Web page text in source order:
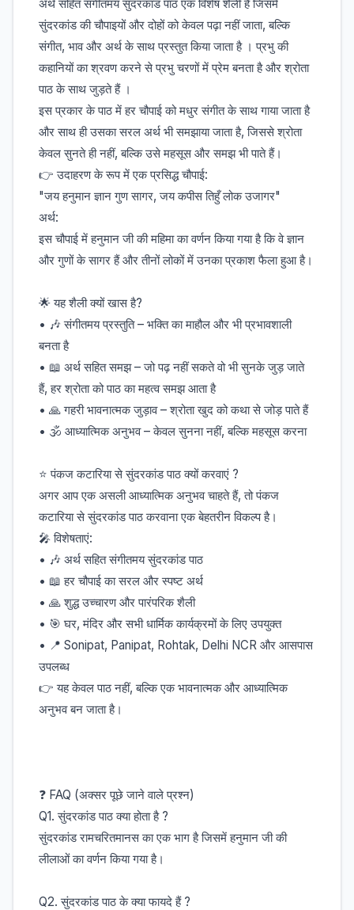
अर्थ सहित संगीतमय सुंदरकांड पाठ एक विशेष शैली है जिसमें
सुंदरकांड की चौपाइयों और दोहों को केवल पढ़ा नहीं जाता, बल्कि
संगीत, भाव और अर्थ के साथ प्रस्तुत किया जाता है । प्रभु की
कहानियों का श्रवण करने से प्रभु चरणों में प्रेम बनता है और श्रोता
पाठ के साथ जुड़ते हैं ।
इस प्रकार के पाठ में हर चौपाई को मधुर संगीत के साथ गाया जाता है
और साथ ही उसका सरल अर्थ भी समझाया जाता है, जिससे श्रोता
केवल सुनते ही नहीं, बल्कि उसे महसूस और समझ भी पाते हैं।
👉 उदाहरण के रूप में एक प्रसिद्ध चौपाई:
"जय हनुमान ज्ञान गुण सागर, जय कपीस तिहुँ लोक उजागर"
अर्थ:
इस चौपाई में हनुमान जी की महिमा का वर्णन किया गया है कि वे ज्ञान
और गुणों के सागर हैं और तीनों लोकों में उनका प्रकाश फैला हुआ है।
🌟 यह शैली क्यों खास है?
• 🎶 संगीतमय प्रस्तुति – भक्ति का माहौल और भी प्रभावशाली
बनता है
• 📖 अर्थ सहित समझ – जो पढ़ नहीं सकते वो भी सुनके जुड़ जाते
हैं, हर श्रोता को पाठ का महत्व समझ आता है
• 🙏 गहरी भावनात्मक जुड़ाव – श्रोता खुद को कथा से जोड़ पाते हैं
• 🕉️ आध्यात्मिक अनुभव – केवल सुनना नहीं, बल्कि महसूस करना
⭐ पंकज कटारिया से सुंदरकांड पाठ क्यों करवाएं ?
अगर आप एक असली आध्यात्मिक अनुभव चाहते हैं, तो पंकज
कटारिया से सुंदरकांड पाठ करवाना एक बेहतरीन विकल्प है।
🎤 विशेषताएं:
• 🎶 अर्थ सहित संगीतमय सुंदरकांड पाठ
• 📖 हर चौपाई का सरल और स्पष्ट अर्थ
• 🙏 शुद्ध उच्चारण और पारंपरिक शैली
• 🎯 घर, मंदिर और सभी धार्मिक कार्यक्रमों के लिए उपयुक्त
• 📍 Sonipat, Panipat, Rohtak, Delhi NCR और आसपास
उपलब्ध
👉 यह केवल पाठ नहीं, बल्कि एक भावनात्मक और आध्यात्मिक
अनुभव बन जाता है।
❓ FAQ (अक्सर पूछे जाने वाले प्रश्न)
Q1. सुंदरकांड पाठ क्या होता है ?
सुंदरकांड रामचरितमानस का एक भाग है जिसमें हनुमान जी की
लीलाओं का वर्णन किया गया है।
Q2. सुंदरकांड पाठ के क्या फायदे हैं ?